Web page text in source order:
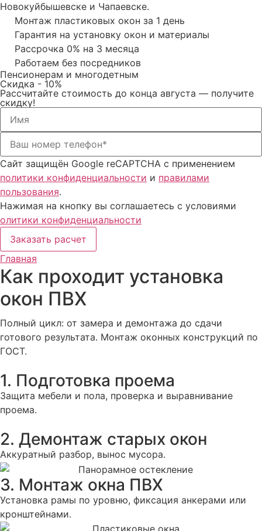
Новокуйбышевске и Чапаевске.
Монтаж пластиковых окон за 1 день
Гарантия на установку окон и материалы
Рассрочка 0% на 3 месяца
Работаем без посредников
Пенсионерам и многодетным
Скидка - 10%
Рассчитайте стоимость до конца августа — получите
скидку!
Сайт защищён Google reCAPTCHA с применением
политики конфиденциальности и правилами
пользования.
Нажимая на кнопку вы соглашаетесь с условиями
олитики конфиденциальности
Заказать расчет
Главная
Как проходит установка
окон ПВХ
Полный цикл: от замера и демонтажа до сдачи
готового результата. Монтаж оконных конструкций по
ГОСТ.
1. Подготовка проема
Защита мебели и пола, проверка и выравнивание
проема.
2. Демонтаж старых окон
Аккуратный разбор, вынос мусора.
3. Монтаж окна ПВХ
Установка рамы по уровню, фиксация анкерами или
кронштейнами.